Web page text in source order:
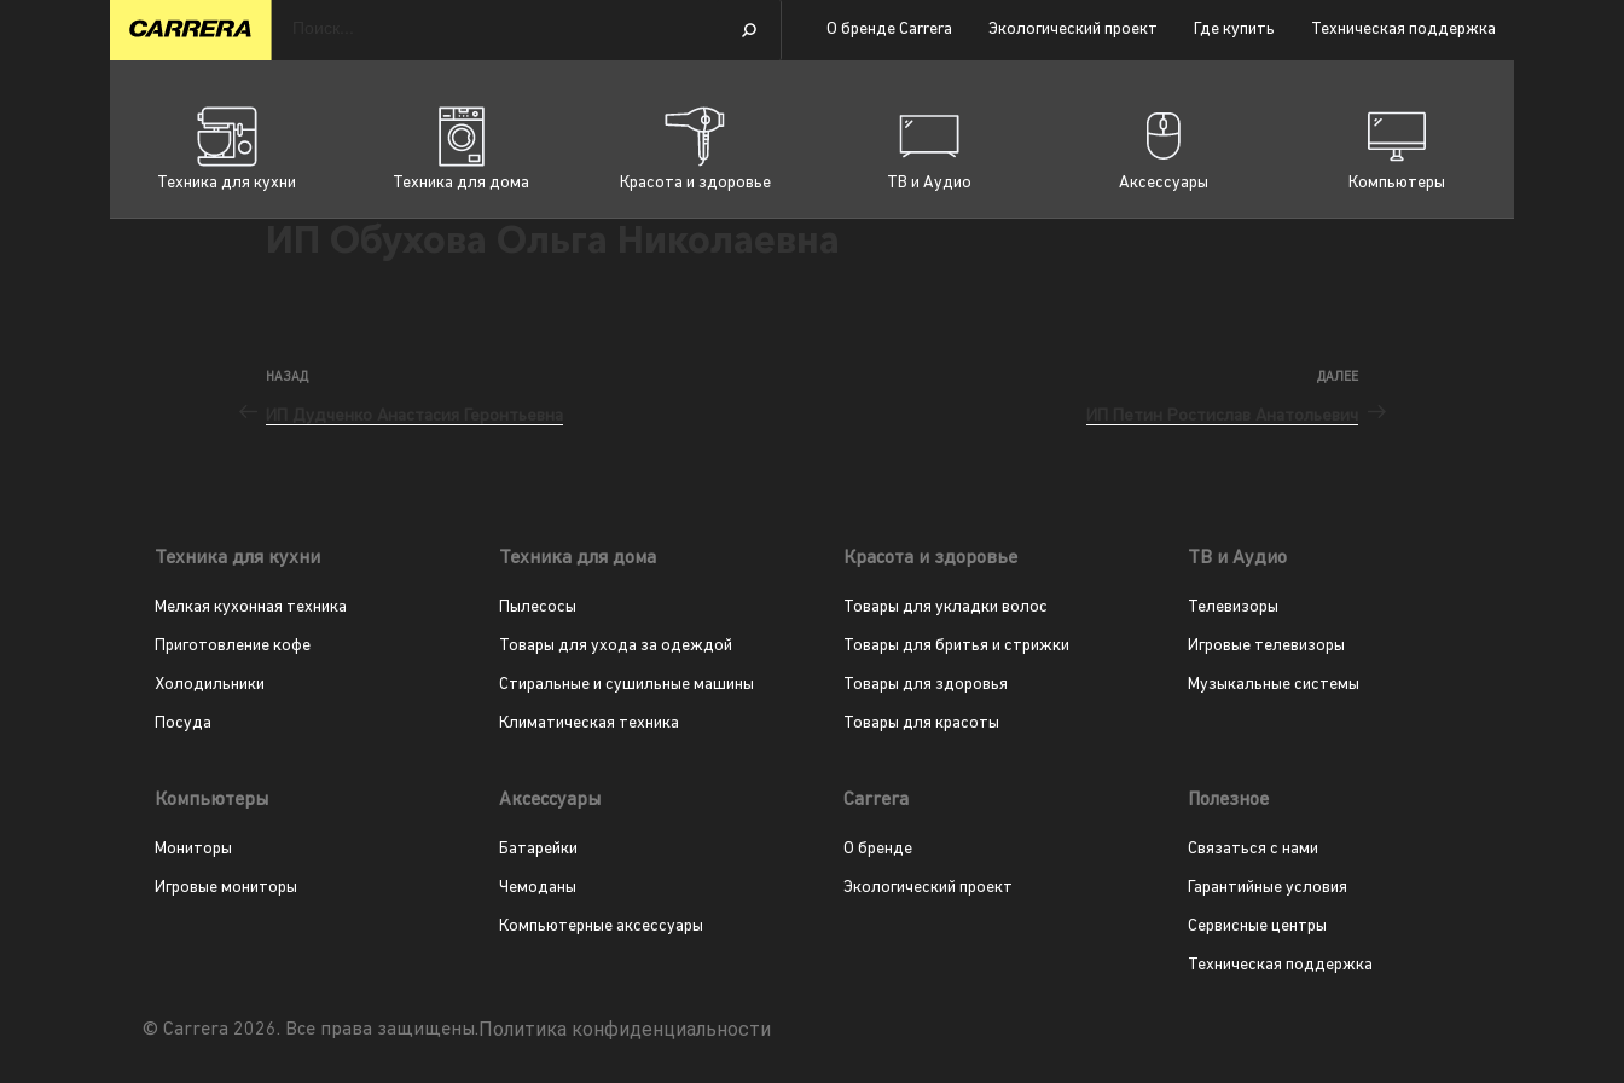
О бренде Carrera Экологический проект Где купить Техническая поддержка
Техника для кухни Техника для дома Красота и здоровье ТВ и Аудио Аксессуары Компьютеры
НАЗАД ДАЛЕЕ
Техника для кухни
Мелкая кухонная техника
Приготовление кофе
Холодильники
Посуда
Техника для дома
Пылесосы
Товары для ухода за одеждой
Стиральные и сушильные машины
Климатическая техника
Красота и здоровье
Товары для укладки волос
Товары для бритья и стрижки
Товары для здоровья
Товары для красоты
ТВ и Аудио
Телевизоры
Игровые телевизоры
Музыкальные системы
Компьютеры
Мониторы
Игровые мониторы
Аксессуары
Батарейки
Чемоданы
Компьютерные аксессуары
Carrera
О бренде
Экологический проект
Полезное
Связаться с нами
Гарантийные условия
Сервисные центры
Техническая поддержка
© Carrera 2026. Все права защищены.Политика конфиденциальности